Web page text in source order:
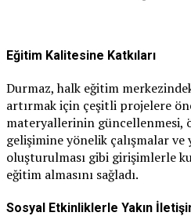
Eğitim Kalitesine Katkıları
Durmaz, halk eğitim
artırmak için çeşitli projelere
materyallerinin güncellenmesi,
gelişimine yönelik çalışmalar
oluşturulması gibi girişimlerle
eğitim almasını sağladı.
Sosyal Etkinliklerle Yakın